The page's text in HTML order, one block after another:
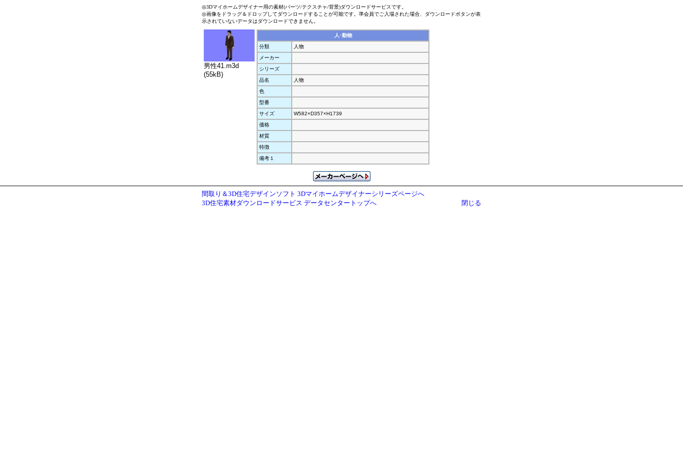
◎3Dマイホームデザイナー用の素材(パーツ/テクスチャ/背景)ダウンロードサービスです。
◎画像をドラッグ＆ドロップしてダウンロードすることが可能です。準会員でご入場された場合、ダウンロードボタンが表
示されていないデータはダウンロードできません。
男性41.m3d
(55kB)
人･動物
分類
人物
メーカー
シリーズ
品名
人物
色
型番
サイズ
W582×D357×H1739
価格
材質
特徴
備考１
間取り＆3D住宅デザインソフト 3Dマイホームデザイナーシリーズページへ
3D住宅素材ダウンロードサービス データセンタートップへ
閉じる